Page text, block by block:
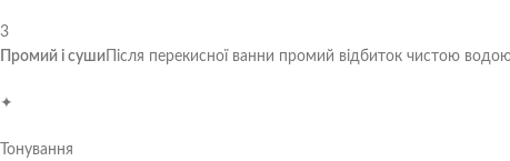
3
Промий і суши Після перекисної ванни промий відбиток чистою
✦
Тонування